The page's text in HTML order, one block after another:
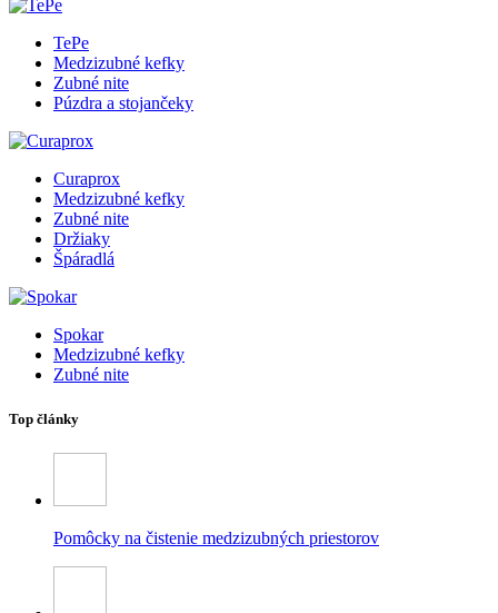
TePe
Medzizubné kefky
Zubné nite
Púzdra a stojančeky
Curaprox
Medzizubné kefky
Zubné nite
Držiaky
Špáradlá
Spokar
Medzizubné kefky
Zubné nite
Top články
Pomôcky na čistenie medzizubných priestorov